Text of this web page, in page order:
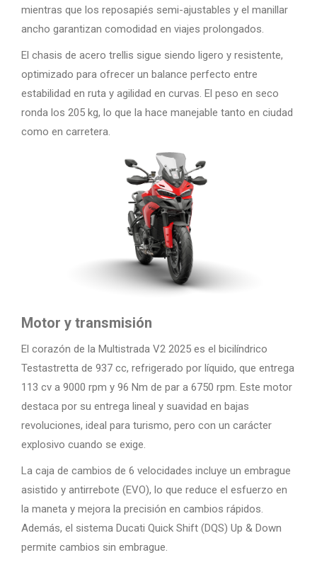
mientras que los reposapiés semi-ajustables y el manillar
ancho garantizan comodidad en viajes prolongados.
El chasis de acero trellis sigue siendo ligero y resistente,
optimizado para ofrecer un balance perfecto entre
estabilidad en ruta y agilidad en curvas. El peso en seco
ronda los 205 kg, lo que la hace manejable tanto en ciudad
como en carretera.
Motor y transmisión
El corazón de la Multistrada V2 2025 es el bicilíndrico
Testastretta de 937 cc, refrigerado por líquido, que entrega
113 cv a 9000 rpm y 96 Nm de par a 6750 rpm. Este motor
destaca por su entrega lineal y suavidad en bajas
revoluciones, ideal para turismo, pero con un carácter
explosivo cuando se exige.
La caja de cambios de 6 velocidades incluye un embrague
asistido y antirrebote (EVO), lo que reduce el esfuerzo en
la maneta y mejora la precisión en cambios rápidos.
Además, el sistema Ducati Quick Shift (DQS) Up & Down
permite cambios sin embrague.